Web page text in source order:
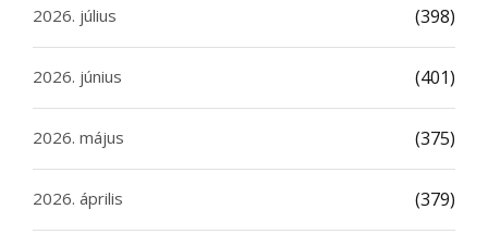
2026. július (398)
2026. június (401)
2026. május (375)
2026. április (379)